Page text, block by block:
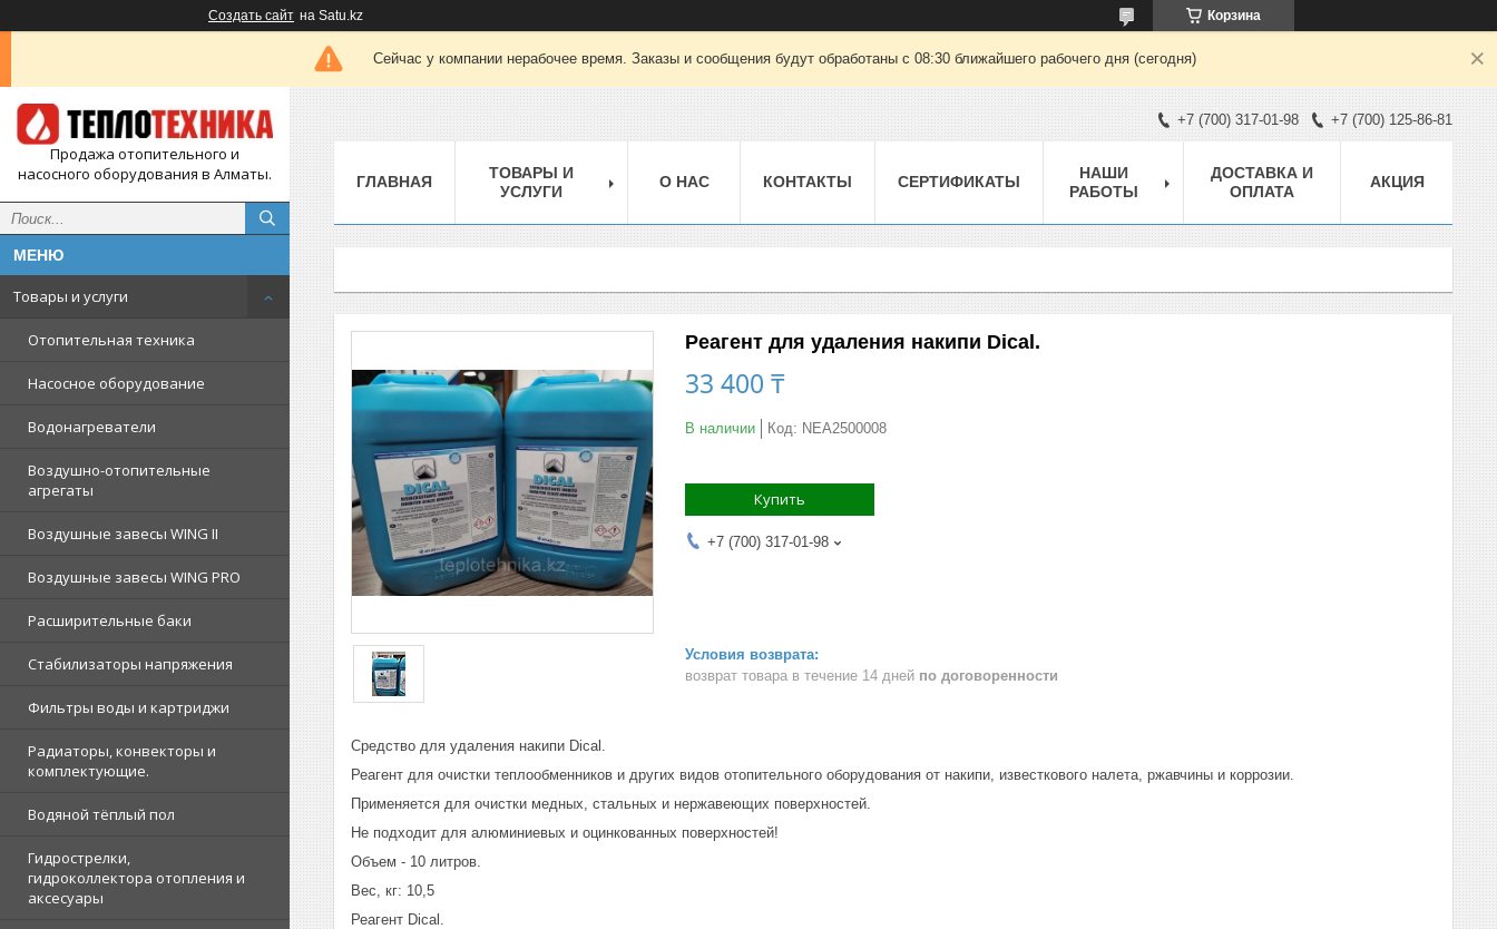
Создать сайт на Satu.kz Корзина
Сейчас у компании нерабочее время. Заказы и сообщения будут обработаны с 08:30 ближайшего рабочего дня (сегодня)
Продажа отопительного и
насосного оборудования в Алматы.
Товары и услуги
Отопительная техника
Насосное оборудование
Водонагреватели
Воздушно-отопительные
агрегаты
Воздушные завесы WING II
Воздушные завесы WING PRO
Расширительные баки
Стабилизаторы напряжения
Фильтры воды и картриджи
Радиаторы, конвекторы и
комплектующие.
Водяной тёплый пол
Гидрострелки,
гидроколлектора отопления и
аксесуары
+7 (700) 317-01-98 +7 (700) 125-86-81
ГЛАВНАЯ
ТОВАРЫ И
УСЛУГИ
О НАС КОНТАКТЫ СЕРТИФИКАТЫ
НАШИ
РАБОТЫ
ДОСТАВКА И
ОПЛАТА
АКЦИЯ
Реагент для удаления накипи Dical.
33 400 ₸
В наличии Код: NEA2500008
Купить
+7 (700) 317-01-98
возврат товара в течение 14 дней по договоренности
Средство для удаления накипи Dical.
Реагент для очистки теплообменников и других видов отопительного оборудования от накипи, известкового налета, ржавчины и коррозии.
Применяется для очистки медных, стальных и нержавеющих поверхностей.
Не подходит для алюминиевых и оцинкованных поверхностей!
Объем - 10 литров.
Вес, кг: 10,5
Реагент Dical.